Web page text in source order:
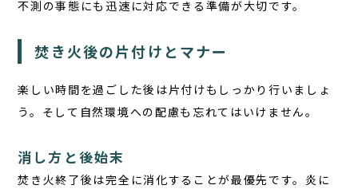
不測の事態にも迅速に対応できる準備が大切です。
焚き火後の片付けとマナー
楽しい時間を過ごした後は片付けもしっかり行いましょ
う。そして自然環境への配慮も忘れてはいけません。
消し方と後始末
焚き火終了後は完全に消化することが最優先です。炎に